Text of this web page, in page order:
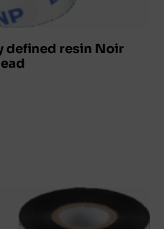
defined resin Noir